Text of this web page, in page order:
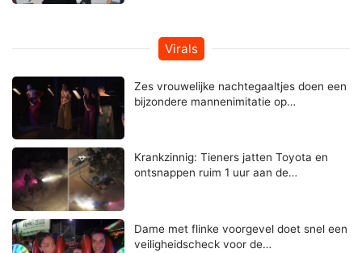
Virals
Zes vrouwelijke nachtegaaltjes doen een
bijzondere mannenimitatie op…
Krankzinnig: Tieners jatten Toyota en
ontsnappen ruim 1 uur aan de…
Dame met flinke voorgevel doet snel een
veiligheidscheck voor de…